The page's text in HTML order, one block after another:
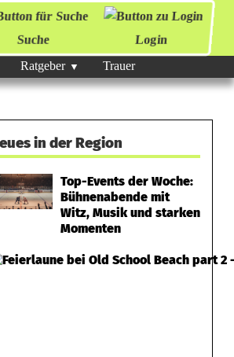
Suche
Login
Ratgeber Trauer
in der Region
Top-Events der Woche:
Bühnenabende mit
Witz, Musik und starken
Momenten